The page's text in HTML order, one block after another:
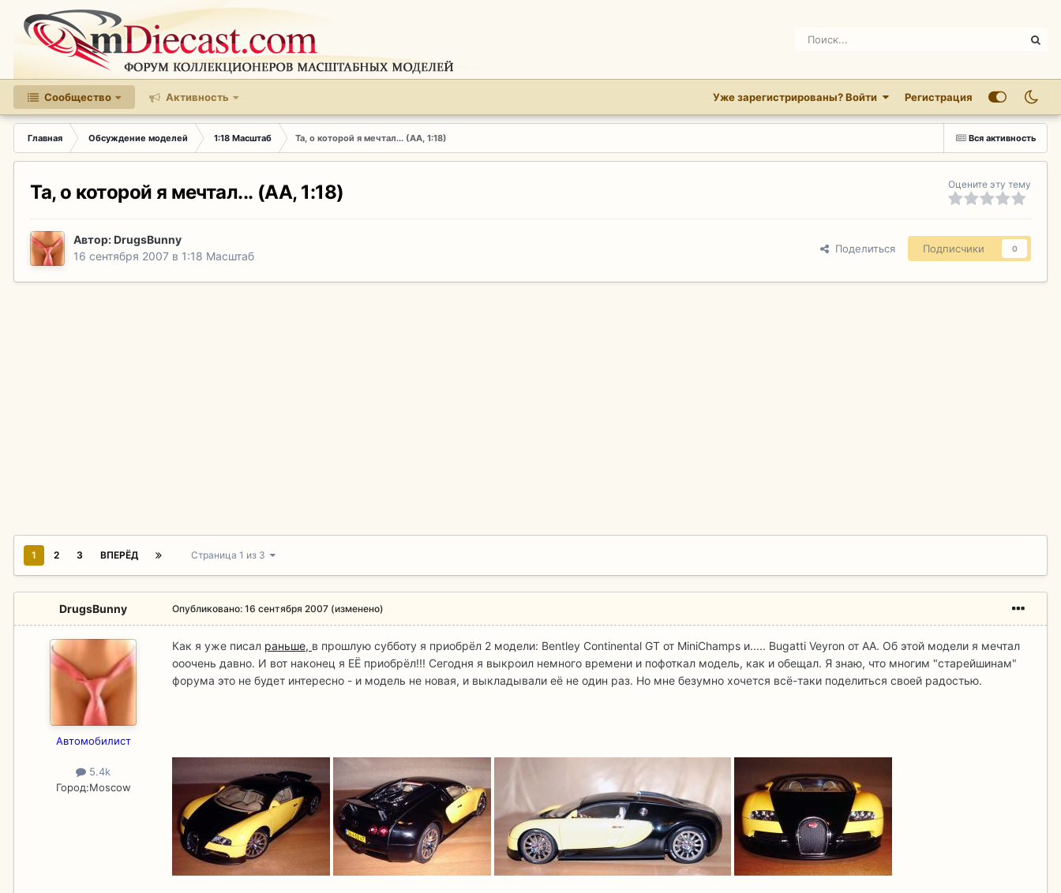
Сообщество Активность Уже зарегистрированы? Войти Регистрация
Вся активность
Главная Обсуждение моделей 1:18 Масштаб Та, о которой я мечтал... (АА, 1:18)
Та, о которой я мечтал... (АА, 1:18) Оцените эту тему
Автор:DrugsBunny
16 сентября 2007 в 1:18 Масштаб
Поделиться Подписчики 0
1 2 3 ВПЕРЁД Страница 1 из 3
DrugsBunny
Aвтомобилист
5.4k
Город:Moscow
Опубликовано: 16 сентября 2007 (изменено)
Как я уже писал раньше, в прошлую субботу я приобрёл 2 модели: Bentley Continental GT от MiniChamps и..... Bugatti Veyron от АА. Об этой модели я мечтал
ооочень давно. И вот наконец я ЕЁ приобрёл!!! Сегодня я выкроил немного времени и пофоткал модель, как и обещал. Я знаю, что многим "старейшинам"
форума это не будет интересно - и модель не новая, и выкладывали её не один раз. Но мне безумно хочется всё-таки поделиться своей радостью.